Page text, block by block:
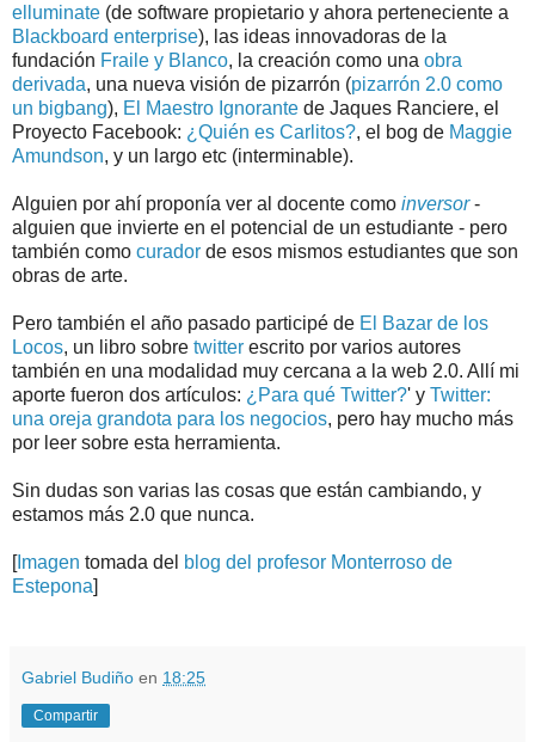
elluminate (de software propietario y ahora perteneciente a
Blackboard enterprise), las ideas innovadoras de la
fundación Fraile y Blanco, la creación como una obra
derivada, una nueva visión de pizarrón (pizarrón 2.0 como
un bigbang), El Maestro Ignorante de Jaques Ranciere, el
Proyecto Facebook: ¿Quién es Carlitos?, el bog de Maggie
Amundson, y un largo etc (interminable).
Alguien por ahí proponía ver al docente como inversor-
alguien que invierte en el potencial de un estudiante - pero
también como curador de esos mismos estudiantes que son
obras de arte.
Pero también el año pasado participé de El Bazar de los
Locos, un libro sobre twitter escrito por varios autores
también en una modalidad muy cercana a la web 2.0. Allí mi
aporte fueron dos artículos: ¿Para qué Twitter?' y Twitter:
una oreja grandota para los negocios, pero hay mucho más
por leer sobre esta herramienta.
Sin dudas son varias las cosas que están cambiando, y
estamos más 2.0 que nunca.
[Imagen tomada del blog del profesor Monterroso de
Estepona]
Gabriel Budiño en 18:25
Compartir